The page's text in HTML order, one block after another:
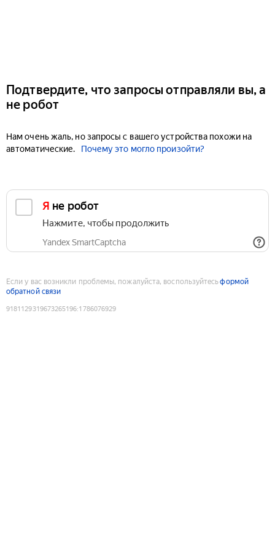
Подтвердите, что запросы отправляли вы, а
не робот
Нам очень жаль, но запросы с вашего устройства похожи на
автоматические.
Почему это могло произойти?
Я не робот
Нажмите, чтобы продолжить
Yandex SmartCaptcha
Если у вас возникли проблемы, пожалуйста, воспользуйтесьформой
обратной связи
9181129319673265196:1786076929